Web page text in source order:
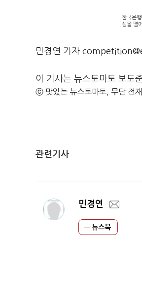
한국은
성을 열
민경연 기자
이 기사는 뉴스토마토 보도
ⓒ 맛있는 뉴스토마토, 무단 전
관련기사
민경연
뉴스북